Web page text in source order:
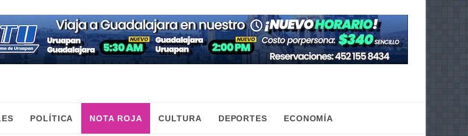
POLÍTICA NOTA ROJA CULTURA DEPORTES ECONOMÍA